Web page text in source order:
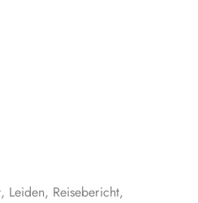
Leiden, Reisebericht,